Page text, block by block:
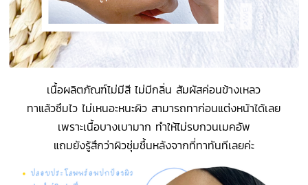
เนื้อผลิตภัณฑ์ไม่มีสี ไม่มีกลิ่น สัมผัสค่อนข้างเหลว
ทาแล้วซึมไว ไม่เหนอะหนะผิว สามารถทาก่อนแต่งหน้าได้เลย
เพราะเนื้อบางเบามาก ทำให้ไม่รบกวนเมคอัพ
แถมยังรู้สึกว่าผิวชุ่มชื้นหลังจากที่ทาทันทีเลยค่ะ